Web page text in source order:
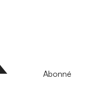
Abonné